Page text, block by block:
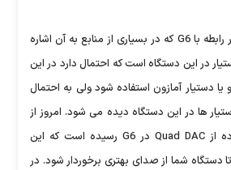
یکی از خبرهای لو رفته در رابطه با G6 که در بسیاری از منابع به آن اشاره
در این دستگاه است که احتمال دارد در این
یا دستیار آمازون استفاده شود ولی به احتمال
ها در این دستگاه دیده می شود. امروز از
طرف کمپانی خبر استفاده از Quad DAC در G6 رسیده است که این
شما از صدای بهتری برخوردار شود. در